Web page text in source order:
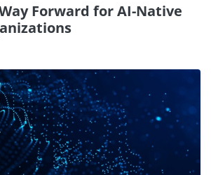
Forward for AI-Native